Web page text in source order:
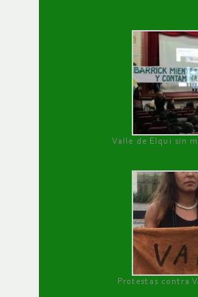
Valle de Elqui sin
Protestas contra